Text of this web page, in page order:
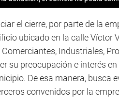
el cierre, por parte de la
ubicado en la calle Víctor
Comerciantes, Industriales,
su preocupación e interés
De esa manera, busca
convenidos por la